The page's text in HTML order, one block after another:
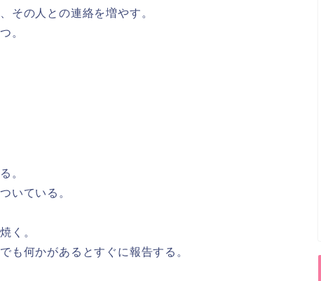
その人との連絡を増やす。
。
。
いている。
く。
も何かがあるとすぐに報告する。